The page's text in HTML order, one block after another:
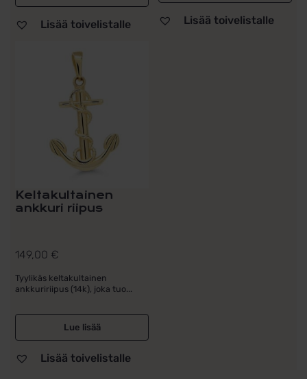
Lisää toivelistalle Lisää toivelistalle
Keltakultainen
ankkuri riipus
149,00 €
Tyylikäs keltakultainen
ankkuririipus (14k), joka tuo...
Lue lisää
Lisää toivelistalle